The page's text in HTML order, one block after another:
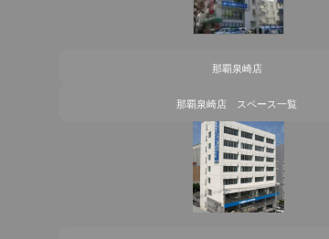
那覇泉崎店
那覇泉崎店 スペース一覧